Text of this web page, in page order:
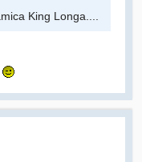
King Longa....